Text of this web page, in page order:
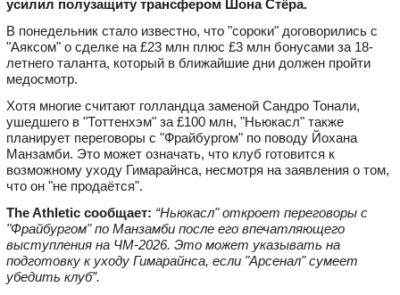
усилил полузащиту трансфером Шона Стёра.
В понедельник стало известно, что "сороки" договорились с
"Аяксом" о сделке на £23 млн плюс £3 млн бонусами за 18-
летнего таланта, который в ближайшие дни должен пройти
медосмотр.
Хотя многие считают голландца заменой Сандро Тонали,
ушедшего в "Тоттенхэм" за £100 млн, "Ньюкасл" также
планирует переговоры с "Фрайбургом" по поводу Йохана
Манзамби. Это может означать, что клуб готовится к
возможному уходу Гимарайнса, несмотря на заявления о том,
что он "не продаётся".
The Athletic сообщает: “Ньюкасл" откроет переговоры с
"Фрайбургом" по Манзамби после его впечатляющего
выступления на ЧМ-2026. Это может указывать на
подготовку к уходу Гимарайнса, если "Арсенал" сумеет
убедить клуб”.